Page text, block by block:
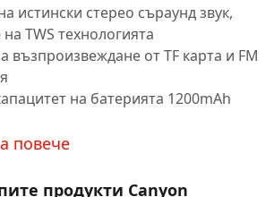
истински стерео съраунд звук,
TWS технологията
възпроизвеждане от TF карта и FM
на батерията 1200mAh
повече
продукти Canyon